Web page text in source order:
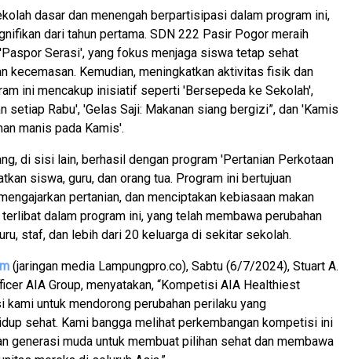
dasar dan menengah berpartisipasi dalam program ini,
dari tahun pertama. SDN 222 Pasir Pogor meraih
Serasi', yang fokus menjaga siswa tetap sehat
kecemasan. Kemudian, meningkatkan aktivitas fisik dan
ini mencakup inisiatif seperti 'Bersepeda ke Sekolah',
setiap Rabu', 'Gelas Saji: Makanan siang bergizi”, dan 'Kamis
manis pada Kamis'.
di sisi lain, berhasil dengan program 'Pertanian Perkotaan
siswa, guru, dan orang tua. Program ini bertujuan
pertanian, dan menciptakan kebiasaan makan
dalam program ini, yang telah membawa perubahan
staf, dan lebih dari 20 keluarga di sekitar sekolah.
(jaringan media Lampungpro.co), Sabtu (6/7/2024), Stuart A.
AIA Group, menyatakan, “Kompetisi AIA Healthiest
untuk mendorong perubahan perilaku yang
sehat. Kami bangga melihat perkembangan kompetisi ini
generasi muda untuk membuat pilihan sehat dan membawa